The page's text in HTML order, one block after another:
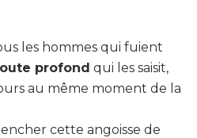
les hommes qui fuient
profond qui les saisit,
au même moment de la
cette angoisse de